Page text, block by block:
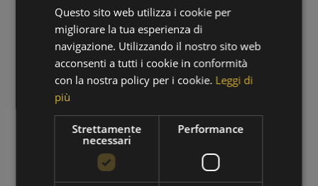
PERIODO DI ESCURSIONI
01/09/2026 - 30/09/2026
VAI ALL'OFFERTA
Questo sito web utilizza i cookie per
migliorare la tua esperienza di
navigazione. Utilizzando il nostro sito web
acconsenti a tutti i cookie in conformità
con la nostra policy per i cookie. Leggi di
più
Strettamente
necessari
Performance